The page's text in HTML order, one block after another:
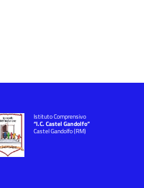
Istituto Comprensivo
“I.C. Castel Gandolfo”
Castel Gandolfo (RM)